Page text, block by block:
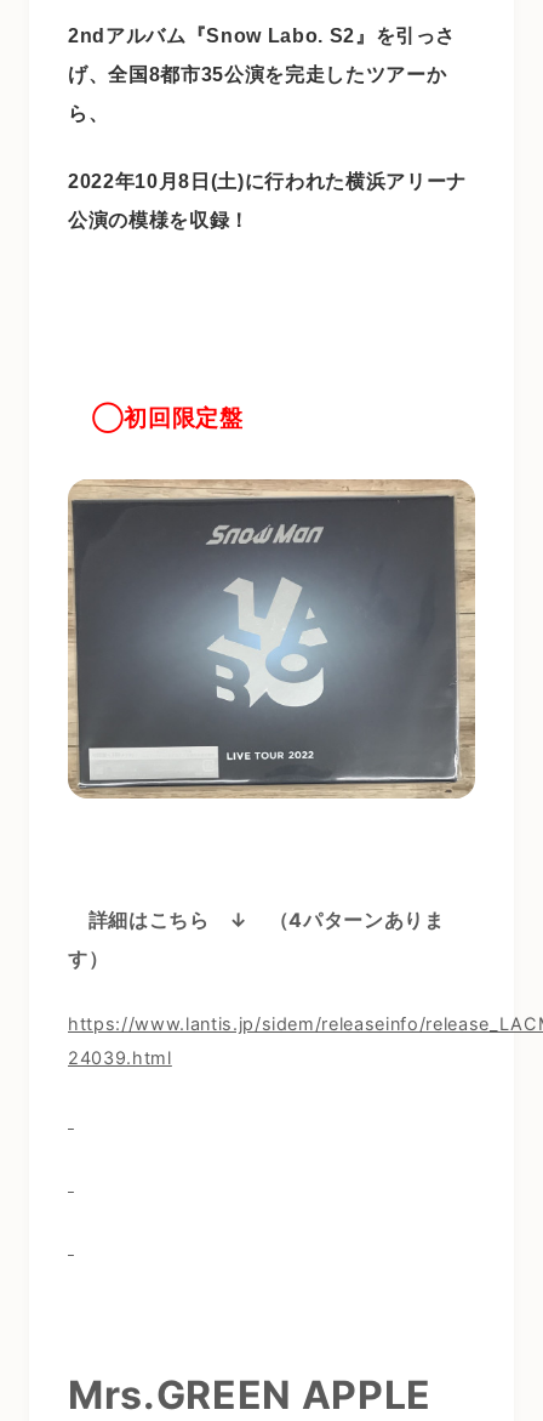
2ndアルバム『Snow Labo. S2』を引っさ
げ、全国8都市35公演を完走したツアーか
ら、
2022年10月8日(土)に行われた横浜アリーナ
公演の模様を収録！
◯初回限定盤
詳細はこちら ↓
（4パターンありま
す）
https://www.lantis.jp/sidem/releaseinfo/
24039.html
Mrs.GREEN APPLE